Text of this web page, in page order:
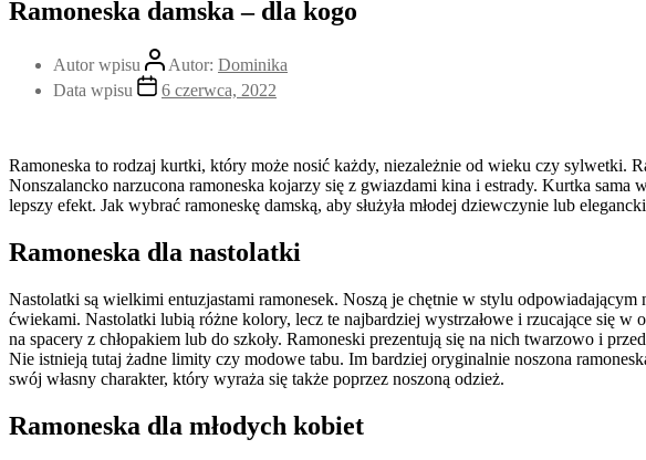
Ramoneska damska – dla kogo
Autor wpisu Autor: Dominika
Data wpisu
6 czerwca, 2022
Ramoneska to rodzaj kurtki, który może nosić każdy, niezależnie od wieku czy sylwetki.
Nonszalancko narzucona ramoneska kojarzy się z gwiazdami kina i estrady. Kurtka
lepszy efekt. Jak wybrać ramoneskę damską, aby służyła młodej dziewczynie lub
Ramoneska dla nastolatki
Nastolatki są wielkimi entuzjastami ramonesek. Noszą je chętnie w stylu
ćwiekami. Nastolatki lubią różne kolory, lecz te najbardziej wystrzałowe i rzucające się
na spacery z chłopakiem lub do szkoły. Ramoneski prezentują się na nich twarzowo i
Nie istnieją tutaj żadne limity czy modowe tabu. Im bardziej oryginalnie noszona
swój własny charakter, który wyraża się także poprzez noszoną odzież.
Ramoneska dla młodych kobiet